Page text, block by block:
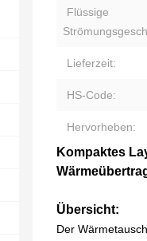
Flüssige
Lieferzeit:
HS-Code:
Hervorheben:
Kompaktes
Übersicht:
Der